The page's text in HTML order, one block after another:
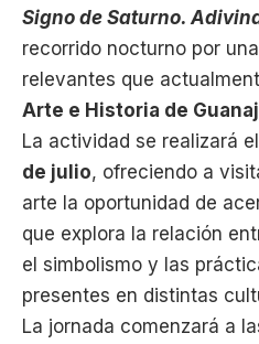
Signo de Saturno.
recorrido nocturno por
relevantes que
Arte e Historia de
La actividad se realizará
de julio, ofreciendo a
arte la oportunidad de
que explora la relación
el simbolismo y las
presentes en distintas
La jornada comenzará a